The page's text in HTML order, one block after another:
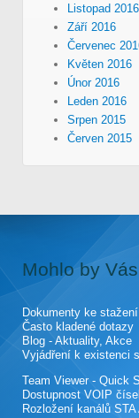
Listopad 2016
Září 2016
Červenec
Květen 2016
Únor 2016
Leden 2016
Srpen 2015
Červen 2015
Mohlo by
Dokumenty ke stažení
Často kladené dotazy
Blog - Aktuality, Akce
Vyjádření k existenci
Team Viewer - Quick
Dostupnost VOIP čísel
Rozložení kanálů STA